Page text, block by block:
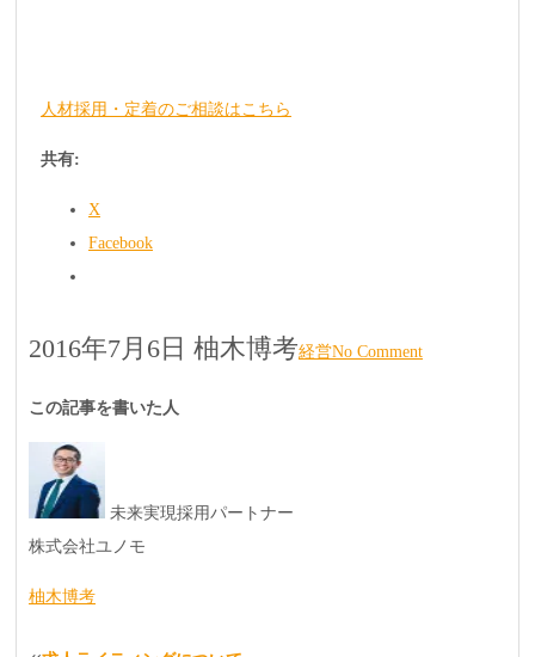
人材採用・定着のご相談はこちら
共有:
X
Facebook
2016年7月6日 柚木博考経営No Comment
この記事を書いた人
未来実現採用パートナー
株式会社ユノモ
柚木博考